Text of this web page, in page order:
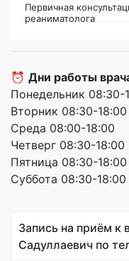
Первичная
реаниматолога
⏰ Дни работы
Понедельник 08:30-
Вторник 08:30-18:00
Среда 08:00-18:00
Четверг 08:30-18:00
Пятница 08:30-18:00
Суббота 08:30-18:00
Запись на приём к
Садуллаевич по